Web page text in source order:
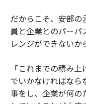
だからこそ、安部の
員と企業とのパーパ
レンジができないか
「これまでの積み
でいかなければな
事をし、企業が何